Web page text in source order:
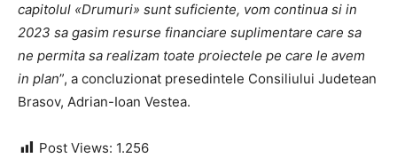
capitolul «Drumuri» sunt suficiente, vom continua si in
2023 sa gasim resurse financiare suplimentare care sa
ne permita sa realizam toate proiectele pe care le avem
in plan”, a concluzionat presedintele Consiliului Judetean
Brasov, Adrian-Ioan Vestea.
Post Views: 1.256